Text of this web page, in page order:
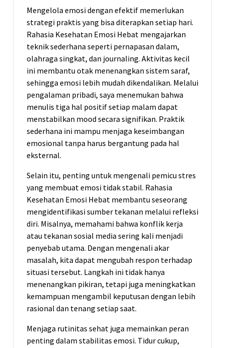
Mengelola emosi dengan efektif memerlukan
strategi praktis yang bisa diterapkan setiap hari.
Rahasia Kesehatan Emosi Hebat mengajarkan
teknik sederhana seperti pernapasan dalam,
olahraga singkat, dan journaling. Aktivitas kecil
ini membantu otak menenangkan sistem saraf,
sehingga emosi lebih mudah dikendalikan. Melalui
pengalaman pribadi, saya menemukan bahwa
menulis tiga hal positif setiap malam dapat
menstabilkan mood secara signifikan. Praktik
sederhana ini mampu menjaga keseimbangan
emosional tanpa harus bergantung pada hal
eksternal.
Selain itu, penting untuk mengenali pemicu stres
yang membuat emosi tidak stabil. Rahasia
Kesehatan Emosi Hebat membantu seseorang
mengidentifikasi sumber tekanan melalui refleksi
diri. Misalnya, memahami bahwa konflik kerja
atau tekanan sosial media sering kali menjadi
penyebab utama. Dengan mengenali akar
masalah, kita dapat mengubah respon terhadap
situasi tersebut. Langkah ini tidak hanya
menenangkan pikiran, tetapi juga meningkatkan
kemampuan mengambil keputusan dengan lebih
rasional dan tenang setiap saat.
Menjaga rutinitas sehat juga memainkan peran
penting dalam stabilitas emosi. Tidur cukup,